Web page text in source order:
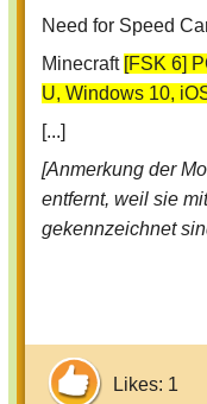
Need for Speed
Minecraft [FSK 6]
U, Windows 10,
[...]
[Anmerkung der
entfernt, weil sie
gekennzeichnet
Likes: 1